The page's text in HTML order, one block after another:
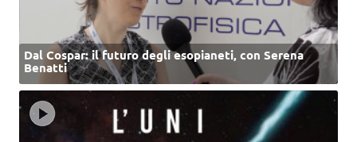
Dal Cospar: il futuro degli esopianeti, con Serena
Benatti